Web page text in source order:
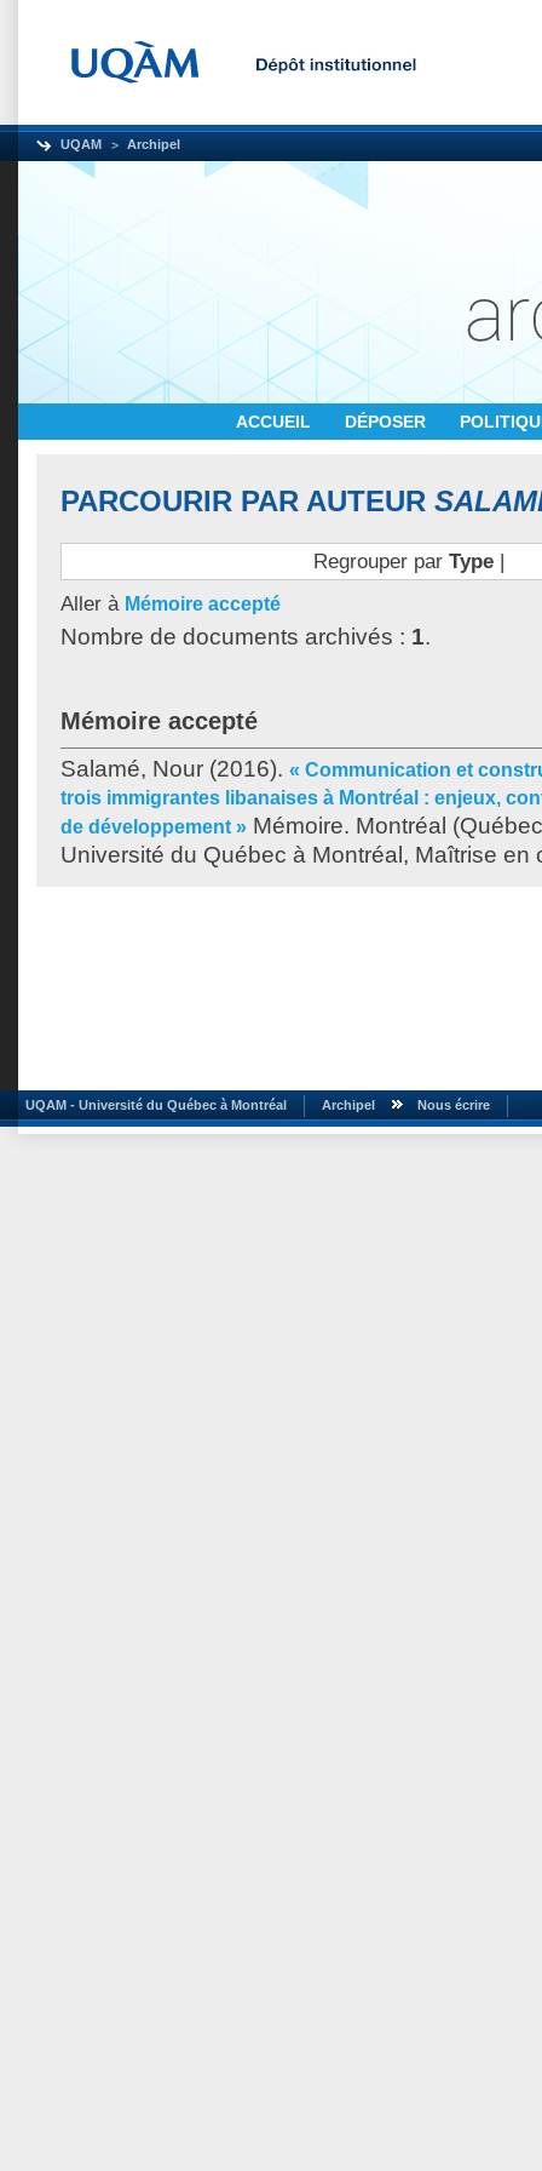
UQAM Archipel
ACCUEIL DÉPOSER
PARCOURIR PAR AUTEUR
Regrouper par Type|
Aller à Mémoire accepté
Nombre de documents archivés : 1.
Mémoire accepté
Salamé, Nour (2016). « Communication et
trois immigrantes libanaises à Montréal : enjeux,
de développement » Mémoire. Montréal
Université du Québec à Montréal, Maîtrise en
UQAM - Université du Québec à Montréal Archipel Nous écrire